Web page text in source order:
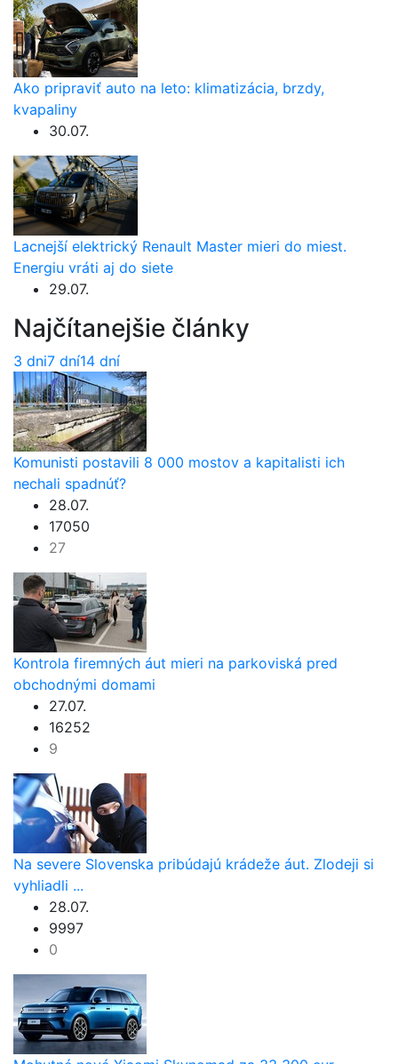
Ako pripraviť auto na leto: klimatizácia, brzdy,
kvapaliny
30.07.
Lacnejší elektrický Renault Master mieri do miest.
Energiu vráti aj do siete
29.07.
Najčítanejšie články
3 dni7 dní14 dní
Komunisti postavili 8 000 mostov a kapitalisti ich
nechali spadnúť?
28.07.
17050
27
Kontrola firemných áut mieri na parkoviská pred
obchodnými domami
27.07.
16252
9
Na severe Slovenska pribúdajú krádeže áut. Zlodeji si
vyhliadli ...
28.07.
9997
0